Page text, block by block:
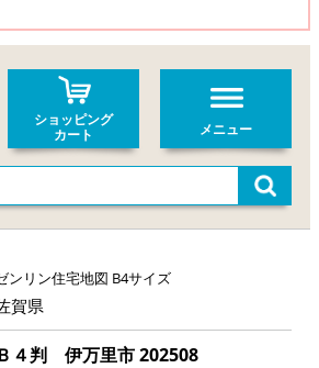
ショッピング
カート
メニュー
ンリン住宅地図 B4サイズ
賀県
Ｂ４判 伊万里市 202508